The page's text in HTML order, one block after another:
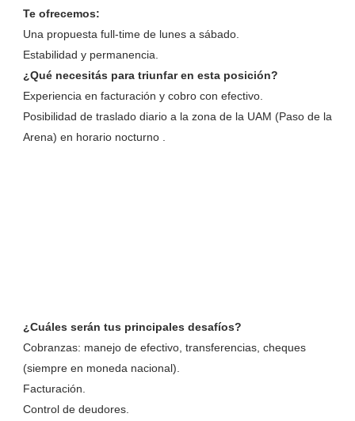
Te ofrecemos:
Una propuesta full-time de lunes a sábado.
Estabilidad y permanencia.
¿Qué necesitás para triunfar en esta posición?
Experiencia en facturación y cobro con efectivo.
Posibilidad de traslado diario a la zona de la UAM (Paso de la
Arena) en horario nocturno .
¿Cuáles serán tus principales desafíos?
Cobranzas: manejo de efectivo, transferencias, cheques
(siempre en moneda nacional).
Facturación.
Control de deudores.